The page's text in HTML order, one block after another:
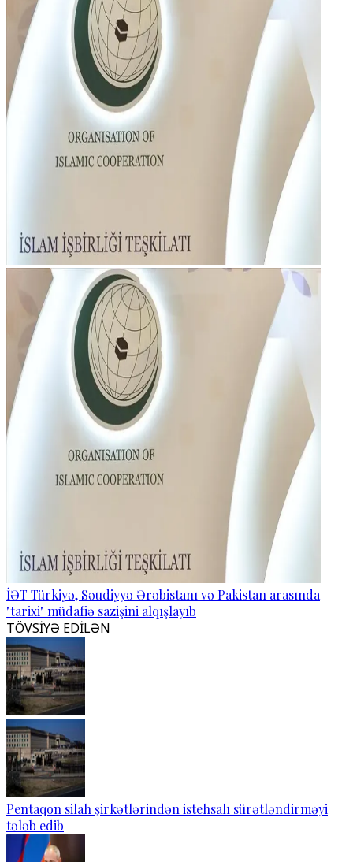
İƏT Türkiyə, Səudiyyə Ərəbistanı və Pakistan arasında
"tarixi" müdafiə sazişini alqışlayıb
TÖVSİYƏ EDİLƏN
Pentaqon silah şirkətlərindən istehsalı sürətləndirməyi
tələb edib